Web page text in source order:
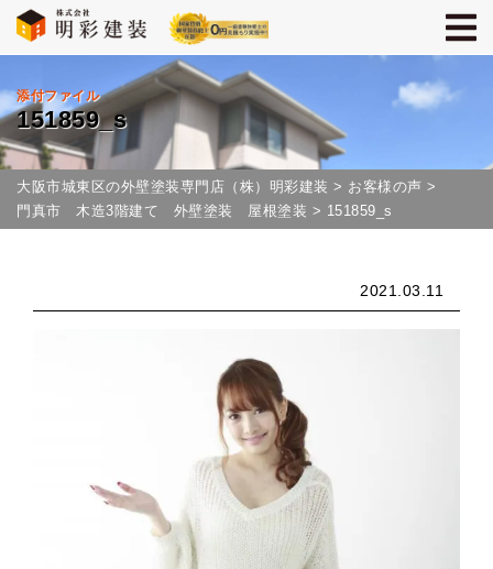
添付ファイル
151859_s
大阪市城東区の外壁塗装専門店（株）明彩建装 > お客様の声 >
門真市 木造3階建て 外壁塗装 屋根塗装 > 151859_s
2021.03.11